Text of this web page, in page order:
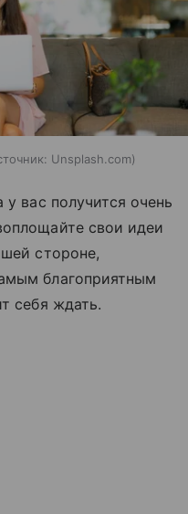
Unsplash.com
вас получится очень
свои идеи
стороне,
благоприятным
себя ждать.